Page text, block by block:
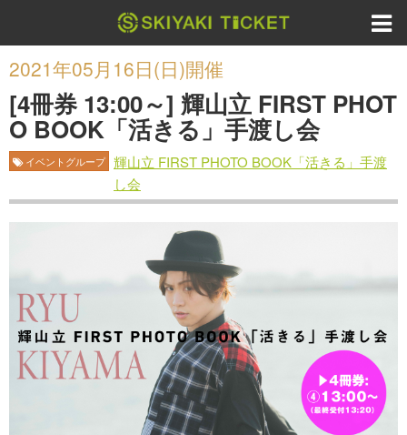
2021年05月16日(日)開催
[4冊券 13:00～] 輝山立 FIRST PHOT
O BOOK「活きる」手渡し会
イベントグループ 輝山立 FIRST PHOTO BOOK「活きる」手渡
し会